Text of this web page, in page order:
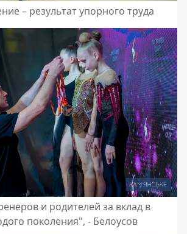
– результат упорного труда
и родителей за вклад в
поколения", - Белоусов